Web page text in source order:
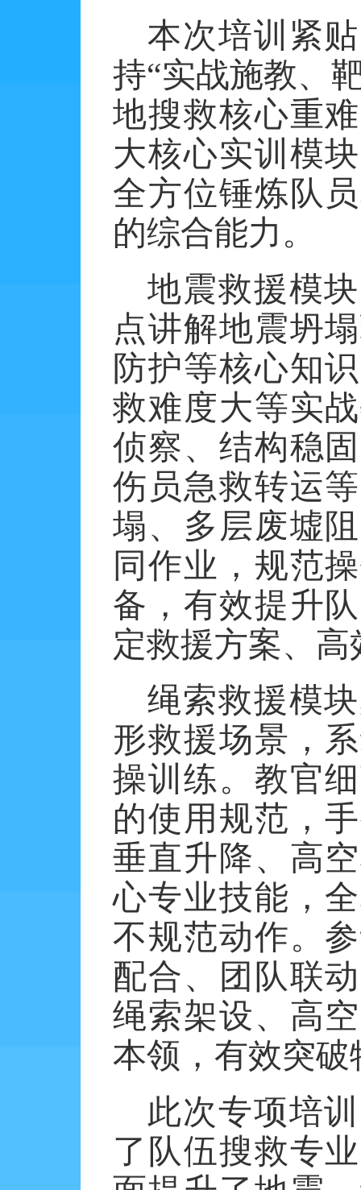
本次培训紧
持“实战施教、
地搜救核心重
大核心实训模
全方位锤炼队
的综合能力。
地震救援模
点讲解地震坍
防护等核心知
救难度大等实
侦察、结构稳
伤员急救转运
塌、多层废墟
同作业，规范
备，有效提升
定救援方案、
绳索救援模
形救援场景，
操训练。教官
的使用规范，
垂直升降、高
心专业技能，
不规范动作。
配合、团队联
绳索架设、高
本领，有效突
此次专项培
了队伍搜救专